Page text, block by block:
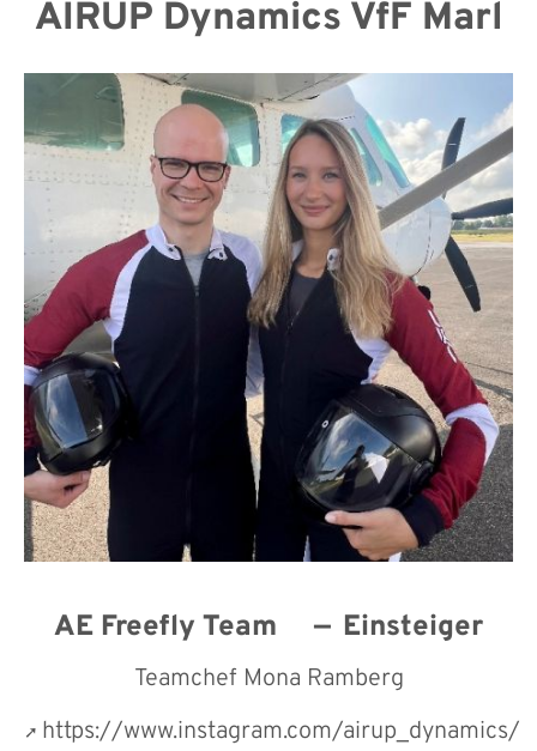
AIRUP Dynamics VfF Marl
AE Freefly Team Einsteiger
Teamchef Mona Ramberg
https://www.instagram.com/airup_dynamics/